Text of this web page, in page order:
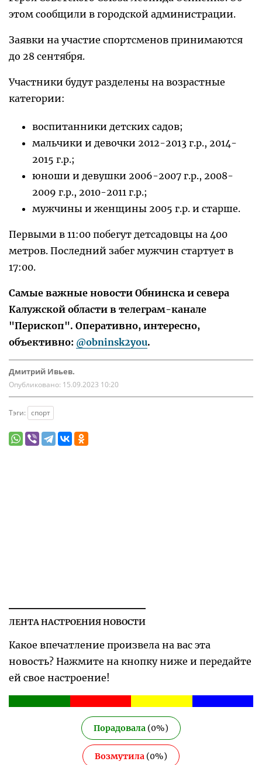
этом сообщили в городской администрации.
Заявки на участие спортсменов принимаются
до 28 сентября.
Участники будут разделены на возрастные
категории:
воспитанники детских садов;
мальчики и девочки 2012-2013 г.р., 2014-
2015 г.р.;
юноши и девушки 2006-2007 г.р., 2008-
2009 г.р., 2010-2011 г.р.;
мужчины и женщины 2005 г.р. и старше.
Первыми в 11:00 побегут детсадовцы на 400
метров. Последний забег мужчин стартует в
17:00.
Самые важные новости Обнинска и севера
Калужской области в телеграм-канале
"Перископ". Оперативно, интересно,
объективно: @obninsk2you.
Дмитрий Ивьев.
Опубликовано: 15.09.2023 10:20
Тэги: спорт
ЛЕНТА НАСТРОЕНИЯ НОВОСТИ
Какое впечатление произвела на вас эта
новость? Нажмите на кнопку ниже и передайте
ей свое настроение!
Порадовала (0%)
Возмутила (0%)